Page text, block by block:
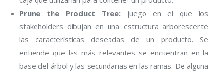
Prune the Product Tree: juego en el que los
stakeholders dibujan en una estructura arborescente
las características deseadas de un producto. Se
entiende que las más relevantes se encuentran en la
base del árbol y las secundarias en las ramas. De alguna